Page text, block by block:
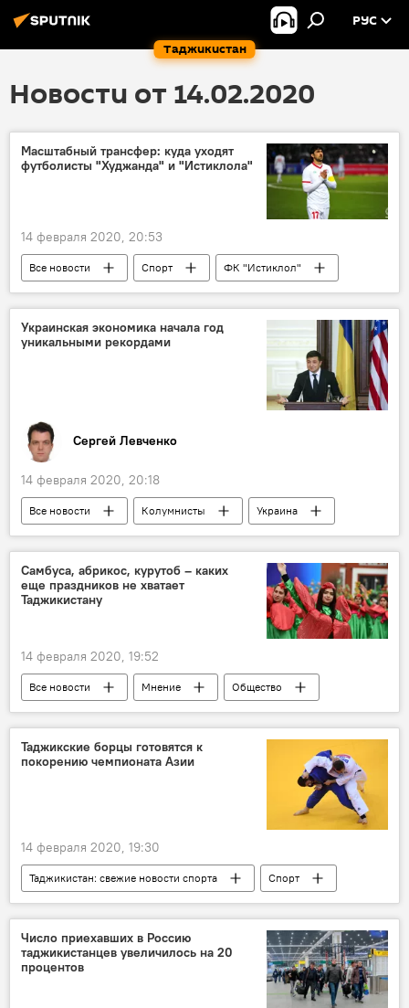
Таджикистан
РУС
Новости от 14.02.2020
Масштабный трансфер: куда уходят
футболисты "Худжанда" и "Истиклола"
14 февраля 2020, 20:53
Все новости Спорт
ФК "Истиклол"
футбол
трансфер
Таджикистан
Украинская экономика начала год
уникальными рекордами
Сергей Левченко
14 февраля 2020, 20:18
Все новости Колумнисты
Украина
рекорд
Экономика
Самбуса, абрикос, курутоб – каких
еще праздников не хватает
Таджикистану
14 февраля 2020, 19:52
Все новости Мнение
Общество
Таджикистан
праздник традиция
Таджикские борцы готовятся к
покорению чемпионата Азии
14 февраля 2020, 19:30
Таджикистан: свежие новости спорта
Спорт
Все новости
Таджикистан
Число приехавших в Россию
таджикистанцев увеличилось на 20
процентов